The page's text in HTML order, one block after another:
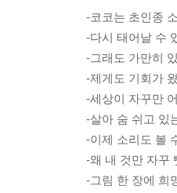
-코코는 초인종
-다시 태어날 수
-그래도 가만히
-제게도 기회가
-세상이 자꾸만
-살아 숨 쉬고 있
-이제 소리도 볼
-왜 내 것만 자꾸
-그림 한 장에 희